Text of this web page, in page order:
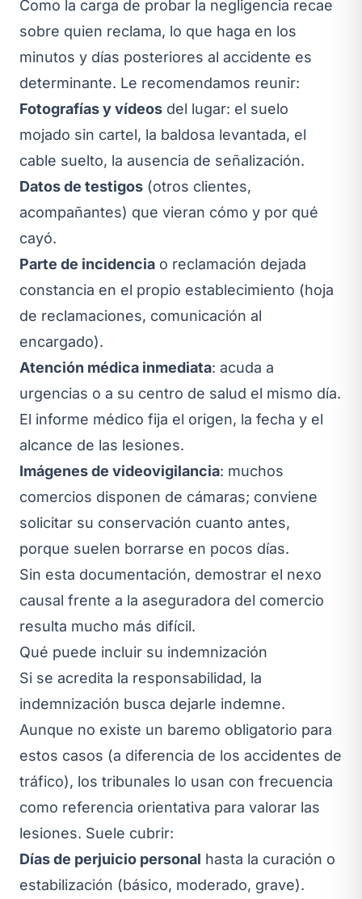
Como la carga de probar la negligencia recae
sobre quien reclama, lo que haga en los
minutos y días posteriores al accidente es
determinante. Le recomendamos reunir:
Fotografías y vídeos del lugar: el suelo
mojado sin cartel, la baldosa levantada, el
cable suelto, la ausencia de señalización.
Datos de testigos (otros clientes,
acompañantes) que vieran cómo y por qué
cayó.
Parte de incidencia o reclamación dejada
constancia en el propio establecimiento (hoja
de reclamaciones, comunicación al
encargado).
Atención médica inmediata: acuda a
urgencias o a su centro de salud el mismo día.
El informe médico fija el origen, la fecha y el
alcance de las lesiones.
Imágenes de videovigilancia: muchos
comercios disponen de cámaras; conviene
solicitar su conservación cuanto antes,
porque suelen borrarse en pocos días.
Sin esta documentación, demostrar el nexo
causal frente a la aseguradora del comercio
resulta mucho más difícil.
Qué puede incluir su indemnización
Si se acredita la responsabilidad, la
indemnización busca dejarle indemne.
Aunque no existe un baremo obligatorio para
estos casos (a diferencia de los accidentes de
tráfico), los tribunales lo usan con frecuencia
como referencia orientativa para valorar las
lesiones. Suele cubrir:
Días de perjuicio personal hasta la curación o
estabilización (básico, moderado, grave).